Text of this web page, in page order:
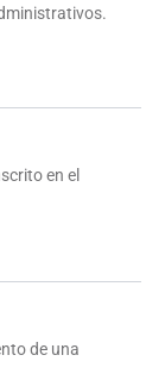
en el
de una